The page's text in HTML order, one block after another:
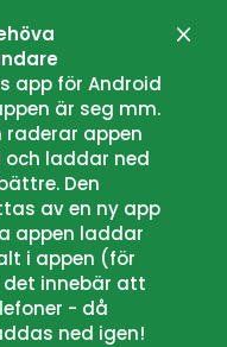
app för Android
är seg mm.
appen
laddar ned
Den
av en ny app
appen laddar
i appen (för
innebär att
- då
ned igen!